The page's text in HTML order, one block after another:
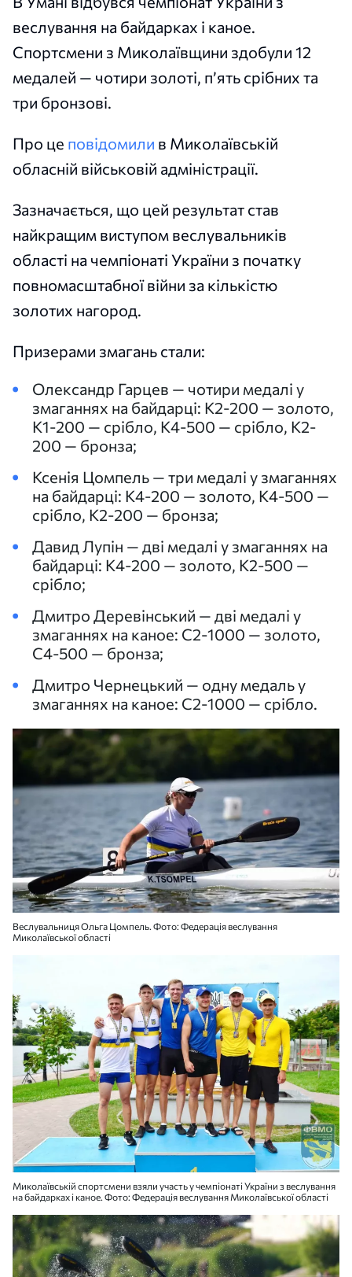
веслування на байдарках і каное.
Спортсмени з Миколаївщини здобули 12
медалей — чотири золоті, п’ять срібних та
три бронзові.
Про це повідомили в Миколаївській
обласній військовій адміністрації.
Зазначається, що цей результат став
найкращим виступом веслувальників
області на чемпіонаті України з початку
повномасштабної війни за кількістю
золотих нагород.
Призерами змагань стали:
Олександр Гарцев — чотири медалі у
змаганнях на байдарці: К2-200 — золото,
К1-200 — срібло, К4-500 — срібло, К2-
200 — бронза;
Ксенія Цомпель — три медалі у змаганнях
на байдарці: К4-200 — золото, К4-500 —
срібло, К2-200 — бронза;
Давид Лупін — дві медалі у змаганнях на
байдарці: К4-200 — золото, К2-500 —
срібло;
Дмитро Деревінський — дві медалі у
змаганнях на каное: С2-1000 — золото,
С4-500 — бронза;
Дмитро Чернецький — одну медаль у
змаганнях на каное: С2-1000 — срібло.
Веслувальниця Ольга Цомпель. Фото: Федерація веслування
Миколаївської області
Миколаївській спортсмени взяли участь у чемпіонаті України з веслування
на байдарках і каное. Фото: Федерація веслування Миколаївської області